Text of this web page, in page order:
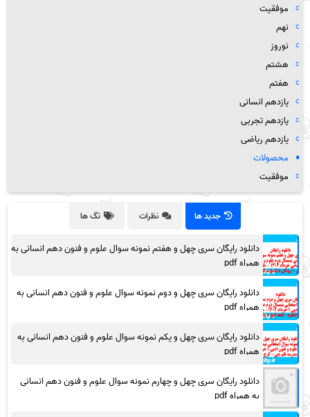
موفقیت
نهم
نوروز
هشتم
هفتم
یازدهم انسانی
یازدهم تجربی
یازدهم ریاضی
محصولات
موفقیت
جدید ها نظرات تگ ها
دانلود رایگان سری چهل و هفتم نمونه سوال علوم و فنون دهم انسانی به
همراه pdf
دانلود رایگان سری چهل و دوم نمونه سوال علوم و فنون دهم انسانی به
همراه pdf
دانلود رایگان سری چهل و یکم نمونه سوال علوم و فنون دهم انسانی به
همراه pdf
دانلود رایگان سری چهل و چهارم نمونه سوال علوم و فنون دهم انسانی
به همراه pdf